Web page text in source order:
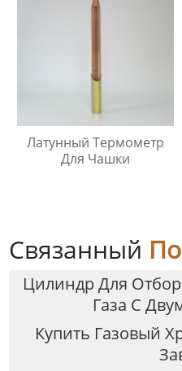
Латунный Термометр
Для Чашки
Связанный
Цилиндр Для
Газа С
Купить Газовый